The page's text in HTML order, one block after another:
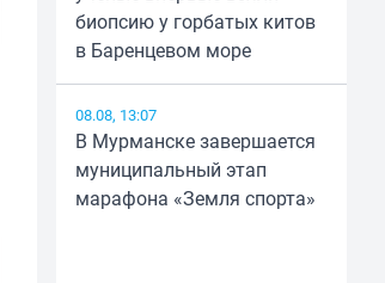
биопсию у горбатых китов
в Баренцевом море
08.08, 13:07
В Мурманске завершается
муниципальный этап
марафона «Земля спорта»